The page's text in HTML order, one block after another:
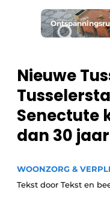
Direct contact
Evenement
Jubileumboek
Meest gelezen
Nieuwsbrief
Podcasts
Vacature
Productinformatie
Evenementen
Ziekenhuizen
Woonzorg &
Privéklinieken
Laboratoria
Nieuwe
Senectute
dan 30
WOONZORG &
Tekst door Tekst en